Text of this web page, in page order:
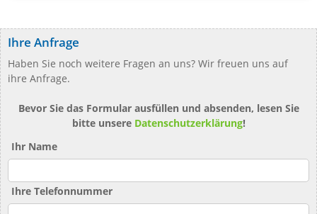
Ihre Anfrage
Haben Sie noch weitere Fragen an uns? Wir freuen uns auf
ihre Anfrage.
Bevor Sie das Formular ausfüllen und absenden, lesen Sie
bitte unsere Datenschutzerklärung!
Ihr Name
Ihre Telefonnummer